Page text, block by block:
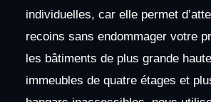
individuelles, car elle permet
recoins sans endommager votre
les bâtiments de plus grande
immeubles de quatre étages et